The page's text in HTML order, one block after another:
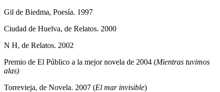
Gil de Biedma, Poesía. 1997
Ciudad de Huelva, de Relatos. 2000
N H, de Relatos. 2002
Premio de El Público a la mejor novela de 2004 (Mientras tuvimos
alas)
Torrevieja, de Novela. 2007 (El mar invisible)